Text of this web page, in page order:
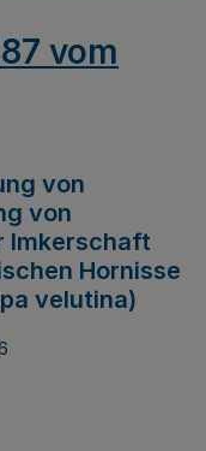
vom
von
von
Imkerschaft
Hornisse
velutina)